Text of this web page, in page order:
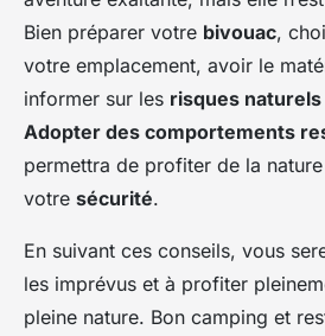
Bien préparer votre bivouac,
votre emplacement, avoir le
informer sur les risques naturels
Adopter des comportements
permettra de profiter de la
votre sécurité.
En suivant ces conseils, vous
les imprévus et à profiter
pleine nature. Bon camping et